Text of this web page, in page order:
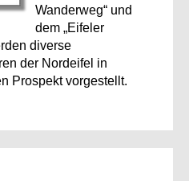
Wanderweg“ und
dem „Eifeler
diverse
der Nordeifel in
Prospekt vorgestellt.